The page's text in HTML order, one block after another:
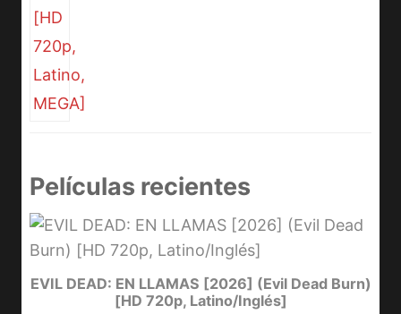
Películas recientes
EVIL DEAD: EN LLAMAS [2026] (Evil Dead Burn)
[HD 720p, Latino/Inglés]